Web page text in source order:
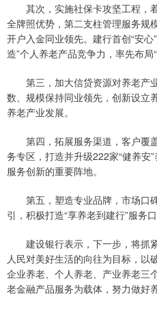
其次，实施社保卡攻坚工程，
全牌照优势，第二支柱管理服务规
开户入金同业领先。建行首创“安
造”个人养老产品竞争力，率先布局“
第三，加大信贷资源对养老产
数、规模保持同业领先，创新设立
养老产业发展。
第四，拓展服务渠道，客户覆盖
务专区，打造并升级222家“健养安
服务创新的重要阵地。
第五，塑造专业品牌，市场口碑
引，积极打造“享养老到建行”服务口
建设银行表示，下一步，将抓紧
人民对美好生活的向往为目标，以
企业养老、个人养老、产业养老三
老金融产品服务为载体，努力做好